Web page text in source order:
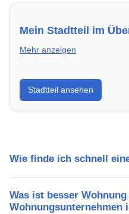
Mein Stadtteil im
Mehr anzeigen
Erfahre mehr über deinen
Lebensqualität,
Freizeitmöglichkeiten und
Stadtteil ansehen
Wie finde ich schnell
Was ist besser
Wohnungsunternehmen